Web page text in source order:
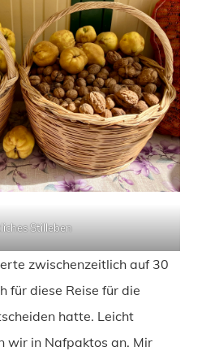
Stilleben
zwischenzeitlich auf 30
für diese Reise für die
hatte. Leicht
wir in Nafpaktos an. Mir